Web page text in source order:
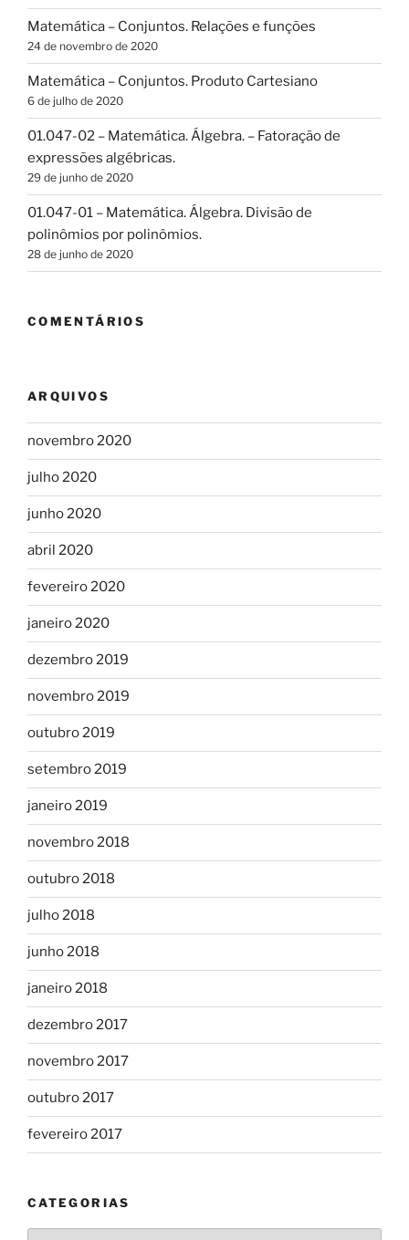
Matemática – Conjuntos. Relações e funções
24 de novembro de 2020
Matemática – Conjuntos. Produto Cartesiano
6 de julho de 2020
01.047-02 – Matemática. Álgebra. – Fatoração de
expressões algébricas.
29 de junho de 2020
01.047-01 – Matemática. Álgebra. Divisão de
polinômios por polinômios.
28 de junho de 2020
COMENTÁRIOS
ARQUIVOS
novembro 2020
julho 2020
junho 2020
abril 2020
fevereiro 2020
janeiro 2020
dezembro 2019
novembro 2019
outubro 2019
setembro 2019
janeiro 2019
novembro 2018
outubro 2018
julho 2018
junho 2018
janeiro 2018
dezembro 2017
novembro 2017
outubro 2017
fevereiro 2017
CATEGORIAS